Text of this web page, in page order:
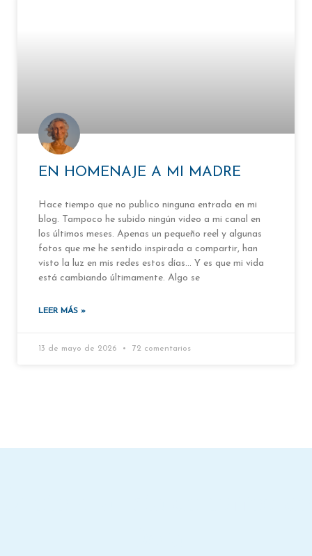
EN HOMENAJE A MI MADRE
Hace tiempo que no publico ninguna entrada en mi
blog. Tampoco he subido ningún video a mi canal en
los últimos meses. Apenas un pequeño reel y algunas
fotos que me he sentido inspirada a compartir, han
visto la luz en mis redes estos días… Y es que mi vida
está cambiando últimamente. Algo se
LEER MÁS »
13 de mayo de 2026 72 comentarios